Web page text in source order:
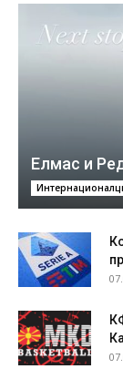
Елмас и